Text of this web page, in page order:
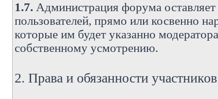
1.7. Администрация форума
пользователей, прямо или косвенно
которые им будет указанно
собственному усмотрению.
2. Права и обязанности